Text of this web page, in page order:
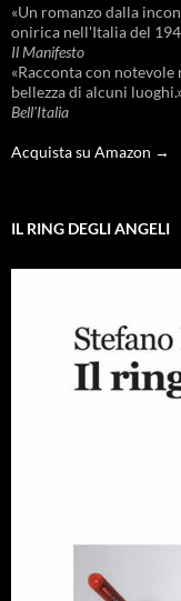
«Un romanzo dalla
onirica nell'Italia del
Il Manifesto
«Racconta con
bellezza di alcuni
Bell'Italia
Acquista su Amazon →
IL RING DEGLI ANGELI